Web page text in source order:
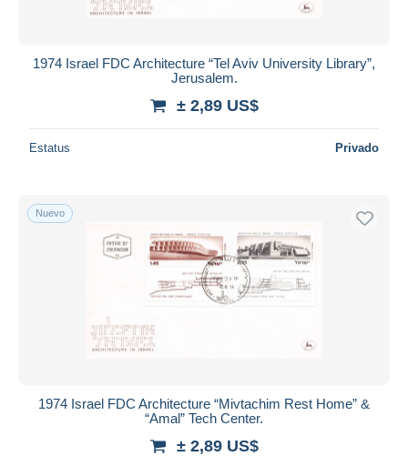
1974 Israel FDC Architecture “Tel Aviv University Library”,
Jerusalem.
± 2,89 US$
Estatus Privado
Nuevo
1974 Israel FDC Architecture “Mivtachim Rest Home” &
“Amal” Tech Center.
± 2,89 US$